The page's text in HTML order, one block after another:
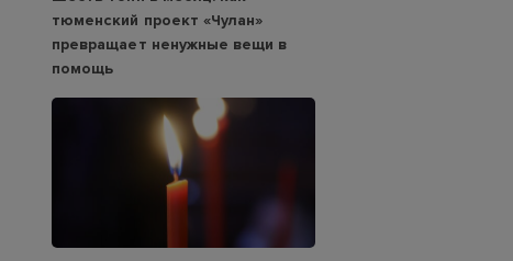
тюменский проект «Чулан»
превращает ненужные вещи в
помощь